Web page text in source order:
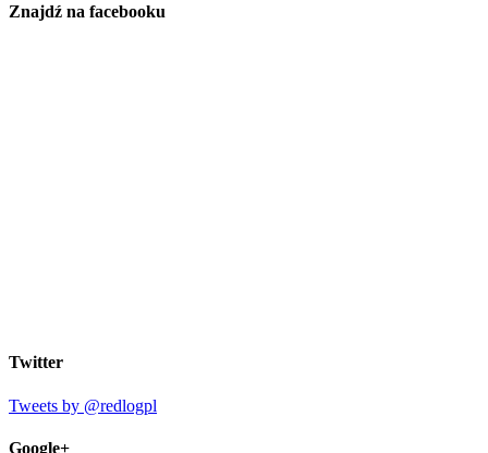
Znajdź na facebooku
Twitter
Tweets by @redlogpl
Google+